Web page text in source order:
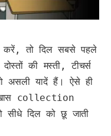
करें, तो दिल सबसे पहले
की मस्ती, टीचर्स
असली यादें हैं। ऐसे ही
खास collection
सीधे दिल को छू जाती